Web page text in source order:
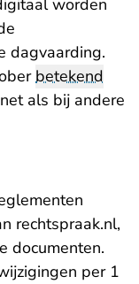
worden
dagvaarding.
betekend
als bij andere
rechtspraak.nl,
documenten.
per 1